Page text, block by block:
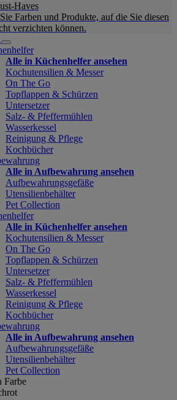
Haves
Farben und Produkte, auf die Sie diesen
verzichten können.
Alle in Küchenhelfer ansehen
Kochutensilien & Messer
On The Go
Topflappen & Schürzen
Untersetzer
Salz- & Pfeffermühlen
Wasserkessel
Reinigung & Pflege
Kochbücher
Alle in Aufbewahrung ansehen
Aufbewahrungsgefäße
Utensilienbehälter
Pet Collection
Alle in Küchenhelfer ansehen
Kochutensilien & Messer
On The Go
Topflappen & Schürzen
Untersetzer
Salz- & Pfeffermühlen
Wasserkessel
Reinigung & Pflege
Kochbücher
Alle in Aufbewahrung ansehen
Aufbewahrungsgefäße
Utensilienbehälter
Pet Collection
Farbe